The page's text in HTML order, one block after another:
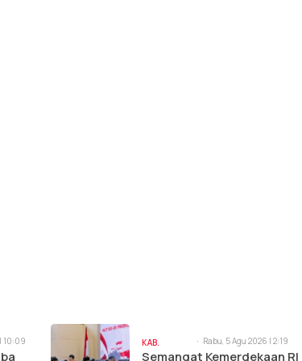
10:09
KAB.
Rabu, 5 Agu 2026 | 2:19
pm
Semangat Kemerdekaan RI